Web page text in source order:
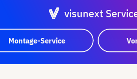
visunext
Montage-Service